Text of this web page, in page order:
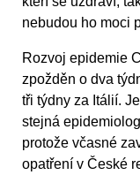
nebudou ho moci
Rozvoj epidemie
zpožděn o dva
tři týdny za Itálií.
stejná
protože včasné
opatření v České